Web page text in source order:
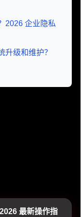
2026 企业隐私
升级和维护？
最新操作指